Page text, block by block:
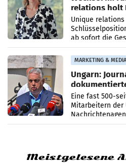
relations holt
Unique
ab sofort die
PR-Agentur an
Anna Kalina-
MARKETING & MEDIA
Ungarn:
Zensur
Eine fast 500-
Mitarbeitern der
systematische
Meistgelesene